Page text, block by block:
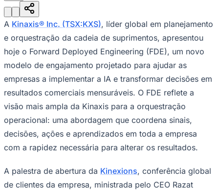
JulioJardim Líbano
MutingaJardim Paraíso Jardim Paulista
LuísJardim São PedroJardim São SilvestreJardim SilveiraJardim
TupãJardim TupanciMutingaNova AldeinhaOsasco Parque dos
Camargos
Parque Imperial Parque Santa Luzia Parque Viana
do Bom JesusRecanto Phrynéa Santana de
Parnaíba SilveiraTamboréVale do SolVila Barros Vila Boa Vista
do Conde
Vila Engenho Novo Vila Márcia
Vila Nossa Sra. da
EscadaVila PortoVotupoca
Para Sua Empresa
Anuncie no Portal
Divulgar VagasNovo
Publicidade Legal
Negócios Regionais
Segurança Regional
Hospitais Estaduais
Parques & Represas
A Kinaxis® Inc. (TSX:KXS), líder global em planejamento
e orquestração da cadeia de suprimentos, apresentou
hoje o Forward Deployed Engineering (FDE), um novo
modelo de engajamento projetado para ajudar as
empresas a implementar a IA e transformar decisões em
resultados comerciais mensuráveis. O FDE reflete a
visão mais ampla da Kinaxis para a orquestração
operacional: uma abordagem que coordena sinais,
decisões, ações e aprendizados em toda a empresa
com a rapidez necessária para alterar os resultados.
A palestra de abertura da Kinexions, conferência global
de clientes da empresa, ministrada pelo CEO Razat